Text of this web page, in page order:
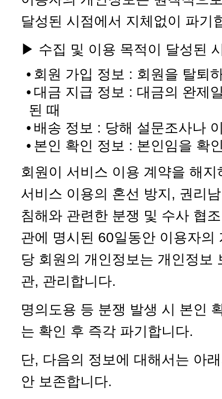
달성된 시점에서 지체없이 파기
▶ 수집 및 이용 목적이 달성된
• 회원 가입 정보 : 회원을 탈퇴
• 대금 지급 정보 : 대금의 완제
된 때
• 배송 정보 : 당해 설문조사나
• 본인 확인 정보 : 본인임을 확
회원이 서비스 이용 계약을 해
서비스 이용의 혼선 방지, 권리
침해와 관련한 분쟁 및 수사 협
관에 명시된 60일동안 이용자
당 회원의 개인정보는 개인정보
관, 관리합니다.
명의도용 등 분쟁 발생 시 본인
는 확인 후 즉각 파기합니다.
단, 다음의 정보에 대해서는 아
안 보존합니다.